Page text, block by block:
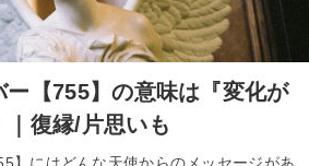
ー【755】の意味は『変化が
｜復縁/片思いも
】にはどんな天使からのメッセージがあ